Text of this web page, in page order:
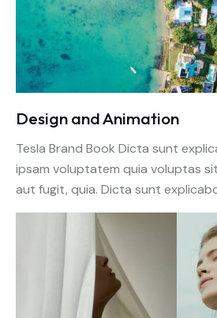
Design and Animation
Tesla Brand Book Dicta sunt
ipsam voluptatem quia voluptas
aut fugit, quia. Dicta sunt